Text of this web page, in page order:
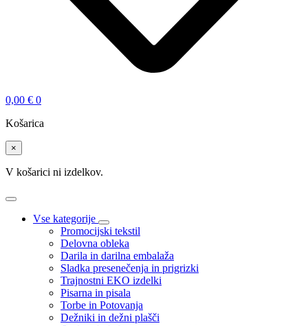
0,00 € 0
Košarica
×
V košarici ni izdelkov.
Vse kategorije
Promocijski tekstil
Delovna obleka
Darila in darilna embalaža
Sladka presenečenja in prigrizki
Trajnostni EKO izdelki
Pisarna in pisala
Torbe in Potovanja
Dežniki in dežni plašči